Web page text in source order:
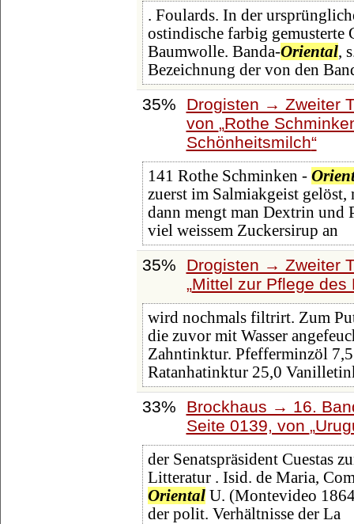
. Foulards. In der
ostindische farbig gemusterte
Baumwolle. Banda-Oriental,
Bezeichnung der von den
35%
Drogisten → Zweiter
von Rothe
Schönheitsmilch
141 Rothe Schminken -
zuerst im Salmiakgeist
dann mengt man Dextrin und
viel weissem Zuckersirup an
35%
Drogisten → Zweiter
Mittel zur Pflege des
wird nochmals filtrirt. Zum
die zuvor mit Wasser
Zahntinktur. Pfefferminzöl
Ratanhatinktur 25,0
33%
Brockhaus → 16.
Seite 0139, von
der Senatspräsident Cuestas
Litteratur . Isid. de Maria,
OrientalU. (Montevideo
der polit. Verhältnisse der La